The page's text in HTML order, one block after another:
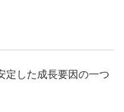
定した成長要因の一つ